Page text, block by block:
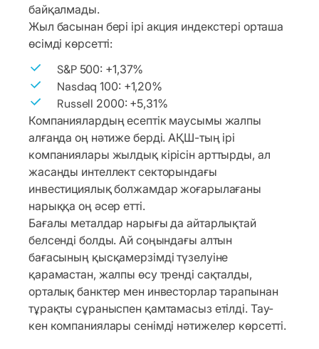
байқалмады.
Жыл басынан бері ірі акция индекстері орташа
өсімді көрсетті:
S&P 500: +1,37%
Nasdaq 100: +1,20%
Russell 2000: +5,31%
Компаниялардың есептік маусымы жалпы
алғанда оң нәтиже берді. АҚШ-тың ірі
компаниялары жылдық кірісін арттырды, ал
жасанды интеллект секторындағы
инвестициялық болжамдар жоғарылағаны
нарыққа оң әсер етті.
Бағалы металдар нарығы да айтарлықтай
белсенді болды. Ай соңындағы алтын
бағасының қысқамерзімді түзелуіне
қарамастан, жалпы өсу тренді сақталды,
орталық банктер мен инвесторлар тарапынан
тұрақты сұраныспен қамтамасыз етілді. Тау-
кен компаниялары сенімді нәтижелер көрсетті.